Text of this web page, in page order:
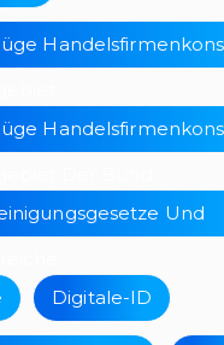
Und
Digitale-ID